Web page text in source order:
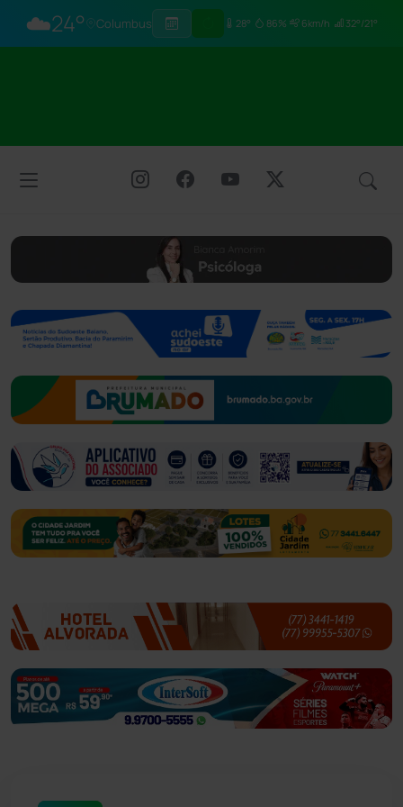
☁️24° Columbus 28° 86% 6km/h 32°/21°